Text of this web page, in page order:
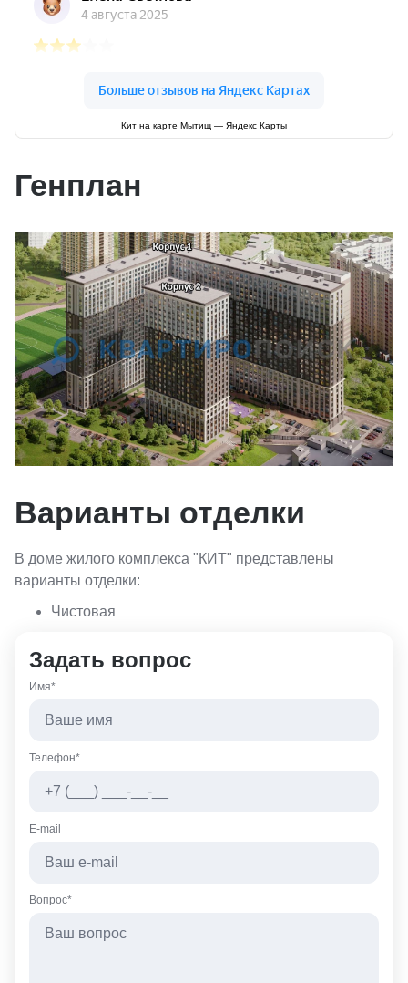
Кит на карте Мытищ — Яндекс Карты
Генплан
Варианты отделки
В доме жилого комплекса "КИТ" представлены
варианты отделки:
Чистовая
Задать вопрос
Имя*
Телефон*
E-mail
Вопрос*